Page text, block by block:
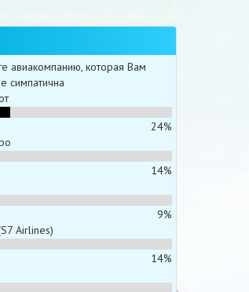
авиакомпанию, которая Вам
симпатична
24%
14%
9%
Airlines)
14%